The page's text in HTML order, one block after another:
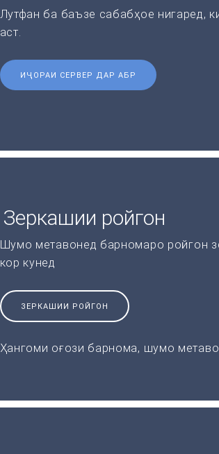
Лутфан ба баъзе сабабҳое нигаред,
аст.
ИҶОРАИ СЕРВЕР ДАР АБР
Зеркашии ройгон
Шумо метавонед барномаро ройгон
кор кунед
ЗЕРКАШИИ РОЙГОН
Ҳангоми оғози барнома, шумо